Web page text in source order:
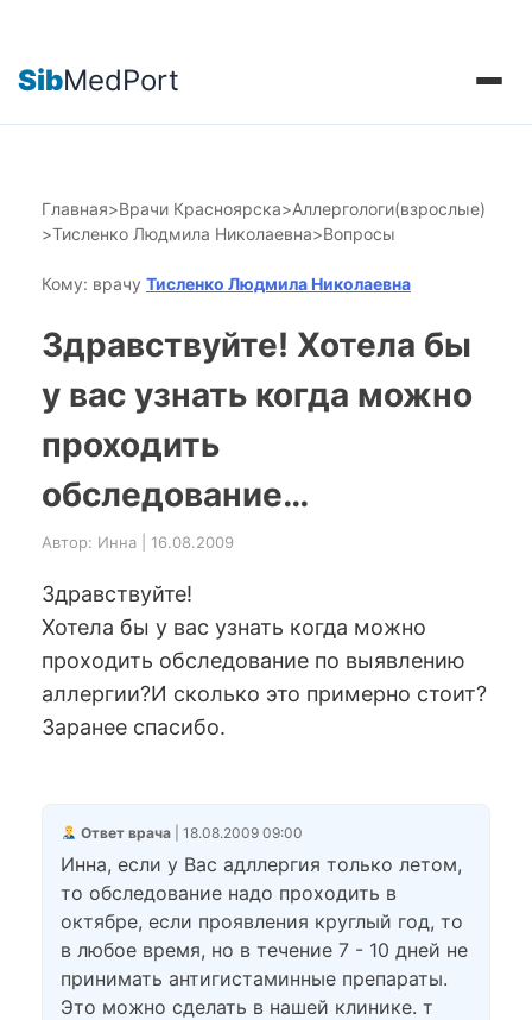
SibMedPort
Главная>Врачи Красноярска>Аллергологи(взрослые)
>Тисленко Людмила Николаевна>Вопросы
Кому: врачу Тисленко Людмила Николаевна
Здравствуйте! Хотела бы
у вас узнать когда можно
проходить
обследование…
Автор: Инна | 16.08.2009
Здравствуйте!
Хотела бы у вас узнать когда можно
проходить обследование по выявлению
аллергии?И сколько это примерно стоит?
Заранее спасибо.
Ответ врача| 18.08.2009 09:00
Инна, если у Вас адллергия только летом,
то обследование надо проходить в
октябре, если проявления круглый год, то
в любое время, но в течение 7 - 10 дней не
принимать антигистаминные препараты.
Это можно сделать в нашей клинике. т